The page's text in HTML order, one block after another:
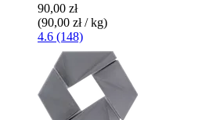
90,00 zł
(90,00 zł / kg)
4.6 (148)